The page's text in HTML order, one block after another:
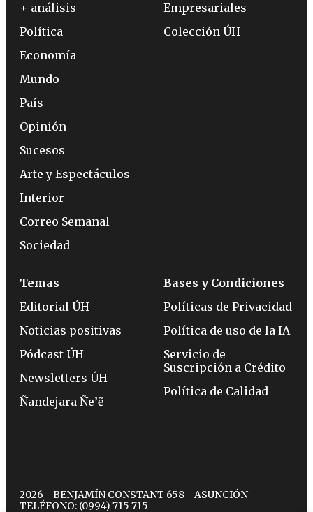
+ análisis
Política
Economía
Mundo
País
Opinión
Sucesos
Arte y Espectáculos
Interior
Correo Semanal
Sociedad
Empresariales
Colección ÚH
Temas
Editorial ÚH
Noticias positivas
Pódcast ÚH
Newsletters ÚH
Ñandejara Ñe’ẽ
Bases y Condiciones
Políticas de Privacidad
Política de uso de la IA
Servicio de
Suscripción a Crédito
Política de Calidad
2026 - BENJAMÍN CONSTANT 658 - ASUNCIÓN -
TELÉFONO: (0994) 715 715